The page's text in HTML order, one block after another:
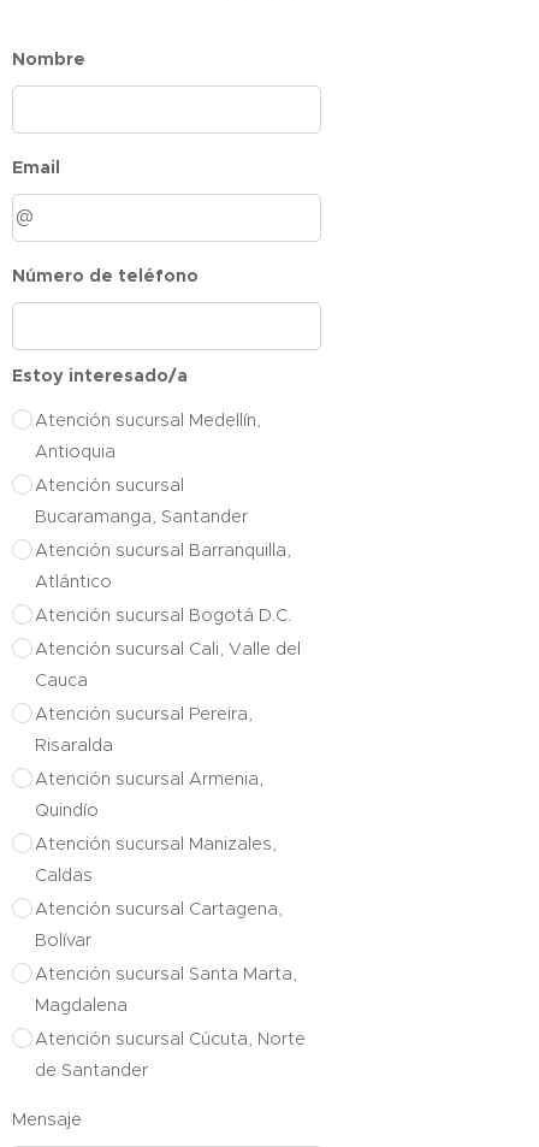
Nombre
Email
Número de teléfono
Estoy interesado/a
Atención sucursal Medellín,
Antioquia
Atención sucursal
Bucaramanga, Santander
Atención sucursal Barranquilla,
Atlántico
Atención sucursal Bogotá D.C.
Atención sucursal Cali, Valle del
Cauca
Atención sucursal Pereira,
Risaralda
Atención sucursal Armenia,
Quindío
Atención sucursal Manizales,
Caldas
Atención sucursal Cartagena,
Bolívar
Atención sucursal Santa Marta,
Magdalena
Atención sucursal Cúcuta, Norte
de Santander
Mensaje